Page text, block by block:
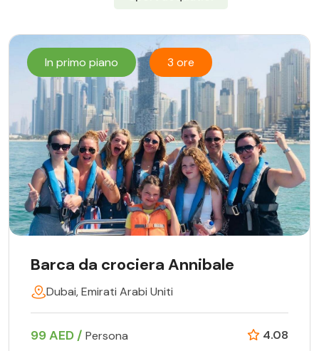
In primo piano 3 ore
Barca da crociera Annibale
Dubai, Emirati Arabi Uniti
99 AED / Persona 4.08